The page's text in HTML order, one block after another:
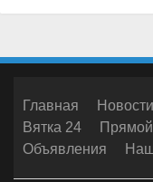
Главная Новости
Вятка 24
Объявления